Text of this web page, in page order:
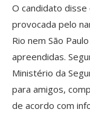
O candidato
provocada pelo
Rio nem São
apreendidas.
Ministério da
para amigos,
de acordo com